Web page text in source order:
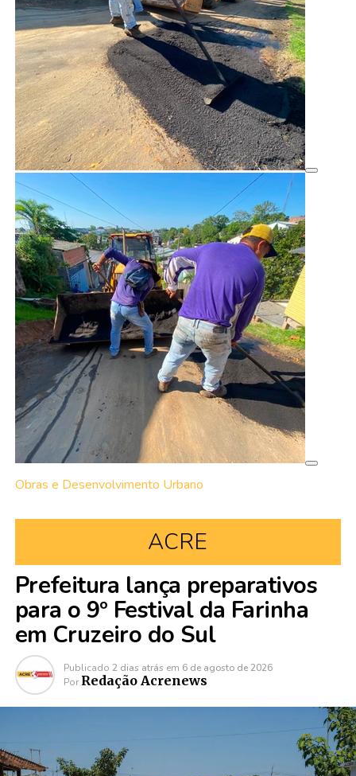
Obras e Desenvolvimento Urbano
ACRE
Prefeitura lança preparativos
para o 9º Festival da Farinha
em Cruzeiro do Sul
Publicado 2 dias atrás em 6 de agosto de 2026
Por Redação Acrenews